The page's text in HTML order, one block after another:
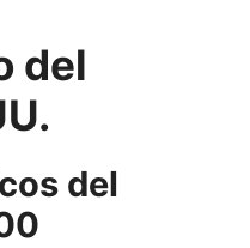
del
del